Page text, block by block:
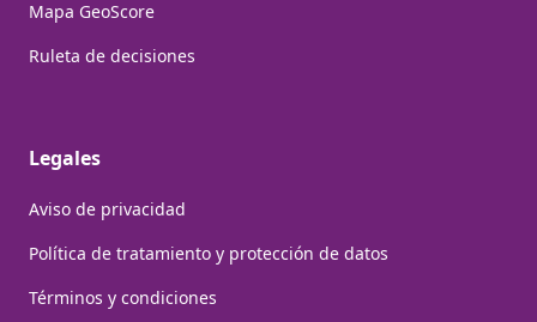
Mapa GeoScore
Ruleta de decisiones
Legales
Aviso de privacidad
Política de tratamiento y protección de datos
Términos y condiciones